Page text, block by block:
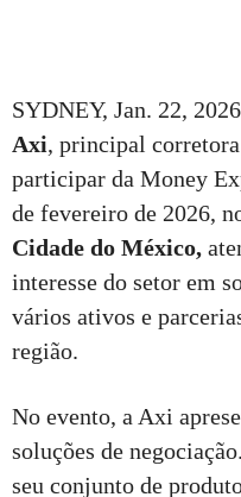
SYDNEY, Jan. 22,
Axi, principal
participar da Money
de fevereiro de 2026,
Cidade do México,
interesse do setor em
vários ativos e
região.
No evento, a Axi
soluções de
seu conjunto de